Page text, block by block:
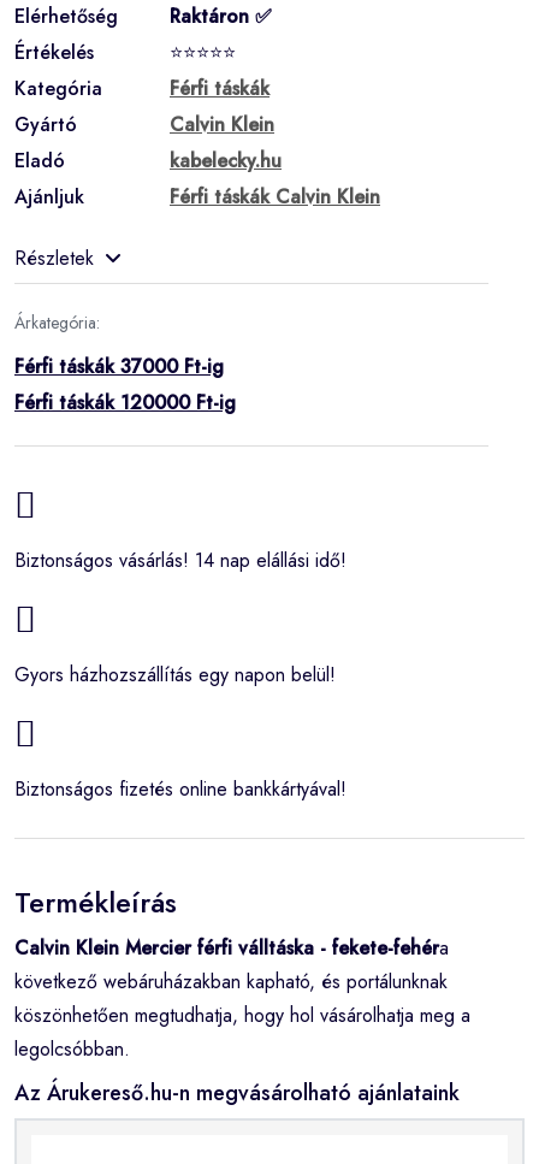
Elérhetőség
Raktáron ✅
Értékelés
⭐⭐⭐⭐⭐
Kategória
Férfi táskák
Gyártó
Calvin Klein
Eladó
kabelecky.hu
Ajánljuk
Férfi táskák Calvin Klein
Részletek
Árkategória:
Férfi táskák 37000 Ft-ig
Férfi táskák 120000 Ft-ig
Biztonságos vásárlás! 14 nap elállási idő!
Gyors házhozszállítás egy napon belül!
Biztonságos fizetés online bankkártyával!
Termékleírás
Calvin Klein Mercier férfi válltáska - fekete-fehéra
következő webáruházakban kapható, és portálunknak
köszönhetően megtudhatja, hogy hol vásárolhatja meg a
legolcsóbban.
Az Árukereső.hu-n megvásárolható ajánlataink